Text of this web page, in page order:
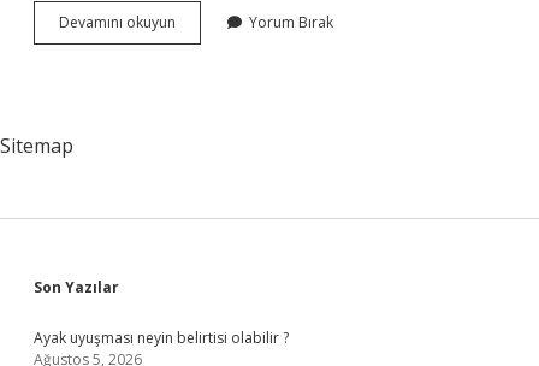
Devamını okuyun Semantik
Yorumlama
Yorum Bırak
Sitemap
Sidebar
Son Yazılar
Ayak uyuşması neyin belirtisi olabilir ?
Ağustos 5, 2026